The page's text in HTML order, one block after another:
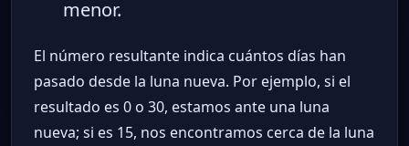
menor.
El número resultante indica cuántos días han
pasado desde la luna nueva. Por ejemplo, si el
resultado es 0 o 30, estamos ante una luna
nueva; si es 15, nos encontramos cerca de la luna